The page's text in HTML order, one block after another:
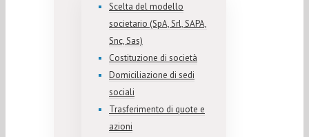
Scelta del modello
societario (SpA, Srl, SAPA,
Snc, Sas)
Costituzione di società
Domiciliazione di sedi
sociali
Trasferimento di quote e
azioni